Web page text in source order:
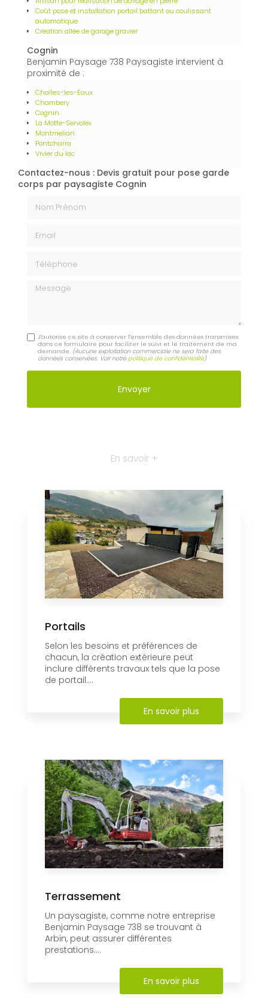
Coût pose et installation portail battant ou coulissant
automatique
Création allée de garage gravier
Cognin
Benjamin Paysage 738 Paysagiste intervient à
proximité de :
Challes-les-Eaux
Chambery
Cognin
La Motte-Servolex
Montmelian
Pontcharra
Vivier du lac
Contactez-nous : Devis gratuit pour pose garde
corps par paysagiste Cognin
Message
J'autorise ce site à conserver l'ensemble des données transmises
dans ce formulaire pour faciliter le suivi et le traitement de ma
demande. (Aucune exploitation commerciale ne sera faite des
données conservées. Voir notrepolitique de confidentialité)
En savoir +
Portails
Selon les besoins et préférences de
chacun, la création extérieure peut
inclure différents travaux tels que la pose
de portail....
En savoir plus
Terrassement
Un paysagiste, comme notre entreprise
Benjamin Paysage 738 se trouvant à
Arbin, peut assurer différentes
prestations....
En savoir plus